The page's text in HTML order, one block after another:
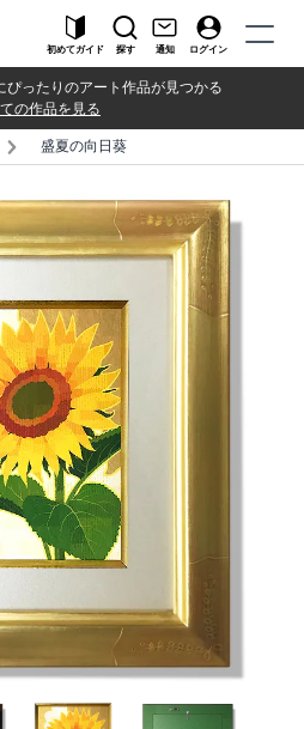
初めてガイド 探す 通知 ログイン
ぴったりのアート作品が見つかる
の作品を見る
盛夏の向日葵